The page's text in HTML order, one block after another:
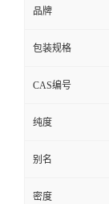
品牌
包装规格
CAS编号
纯度
别名
密度